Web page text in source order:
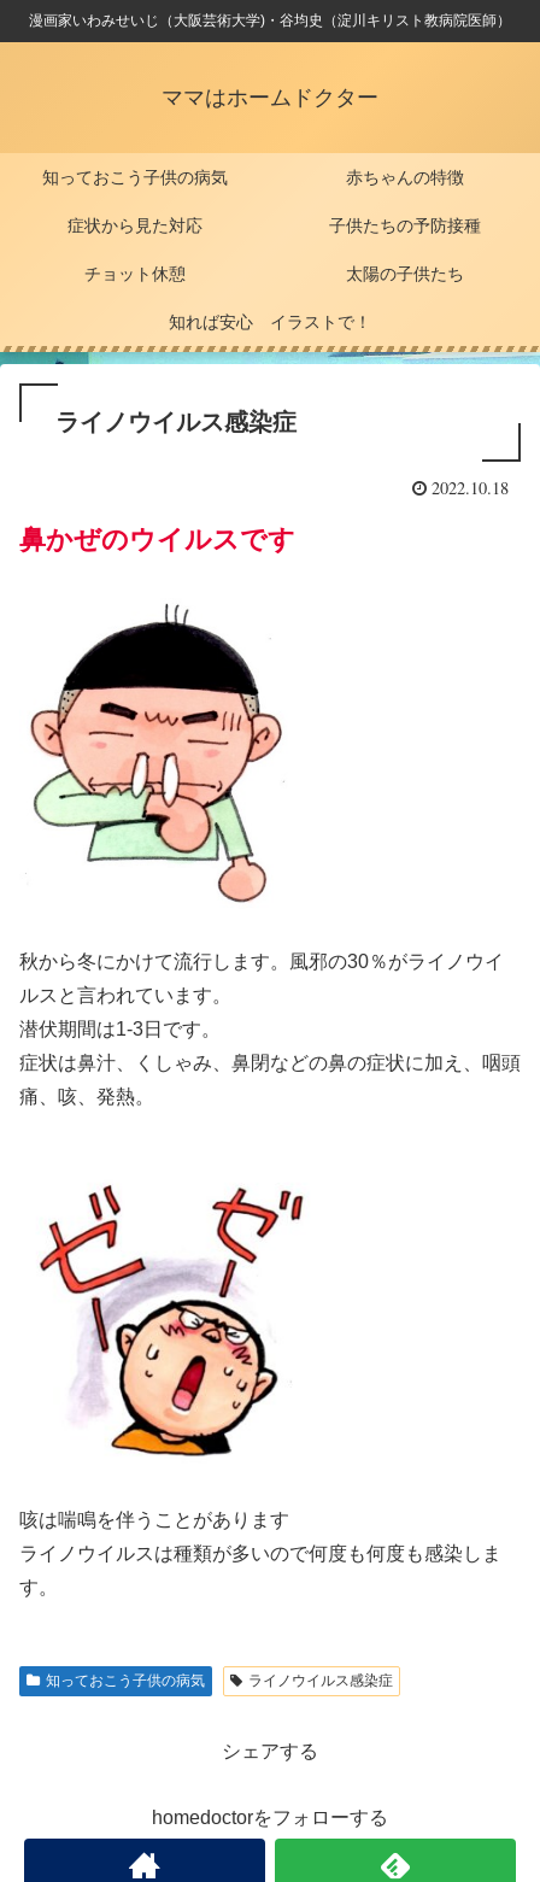
漫画家いわみせいじ（大阪芸術大学)・谷均史（淀川キリスト教病院医師）
ママはホームドクター
知っておこう子供の病気 赤ちゃんの特徴
症状から見た対応 子供たちの予防接種
チョット休憩 太陽の子供たち
知れば安心 イラストで！
ライノウイルス感染症
2022.10.18
鼻かぜのウイルスです
秋から冬にかけて流行します。風邪の30％がライノウイ
ルスと言われています。
潜伏期間は1-3日です。
症状は鼻汁、くしゃみ、鼻閉などの鼻の症状に加え、咽頭
痛、咳、発熱。
咳は喘鳴を伴うことがあります
ライノウイルスは種類が多いので何度も何度も感染しま
す。
知っておこう子供の病気 ライノウイルス感染症
シェアする
homedoctorをフォローする